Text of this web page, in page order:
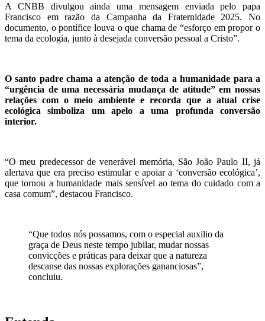
A CNBB divulgou ainda uma mensagem enviada pelo papa
Francisco em razão da Campanha da Fraternidade 2025. No
documento, o pontífice louva o que chama de “esforço em propor o
tema da ecologia, junto à desejada conversão pessoal a Cristo”.
O santo padre chama a atenção de toda a humanidade para a
“urgência de uma necessária mudança de atitude” em nossas
relações com o meio ambiente e recorda que a atual crise
ecológica simboliza um apelo a uma profunda conversão
interior.
“O meu predecessor de venerável memória, São João Paulo II, já
alertava que era preciso estimular e apoiar a ‘conversão ecológica’,
que tornou a humanidade mais sensível ao tema do cuidado com a
casa comum”, destacou Francisco.
“Que todos nós possamos, com o especial auxilio da
graça de Deus neste tempo jubilar, mudar nossas
convicções e práticas para deixar que a natureza
descanse das nossas explorações gananciosas”,
concluiu.